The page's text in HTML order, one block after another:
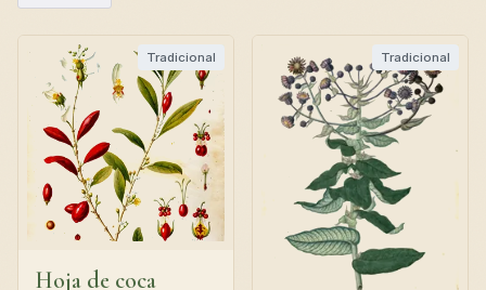
Tradicional
Hoja de coca
Tradicional